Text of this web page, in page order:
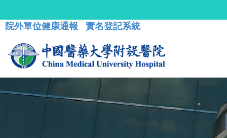
院外單位健康通報 實名登記系統